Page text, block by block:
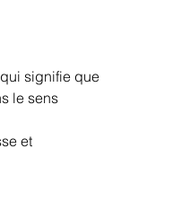
signifie que
le sens
et